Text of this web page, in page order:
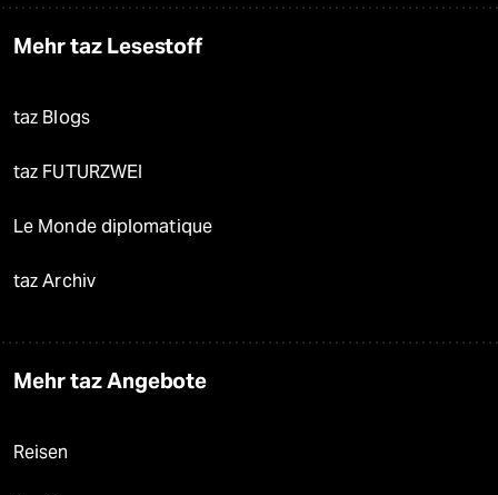
Mehr taz Lesestoff
taz Blogs
taz FUTURZWEI
Le Monde diplomatique
taz Archiv
Mehr taz Angebote
Reisen